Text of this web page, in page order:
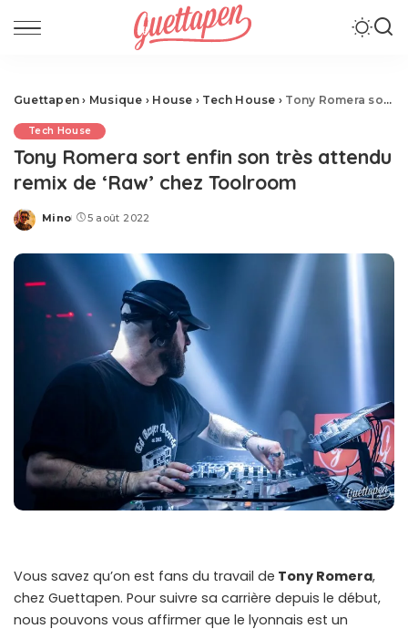
Guettapen › Musique › House › Tech House › Tony Romera sort enfin son très attendu remix de ‘Raw’ chez Toolroom
Tech House
Tony Romera sort enfin son très attendu
remix de ‘Raw’ chez Toolroom
Posted
Mino 5 août 2022
Vous savez qu’on est fans du travail de Tony Romera,
chez Guettapen. Pour suivre sa carrière depuis le début,
nous pouvons vous affirmer que le lyonnais est un